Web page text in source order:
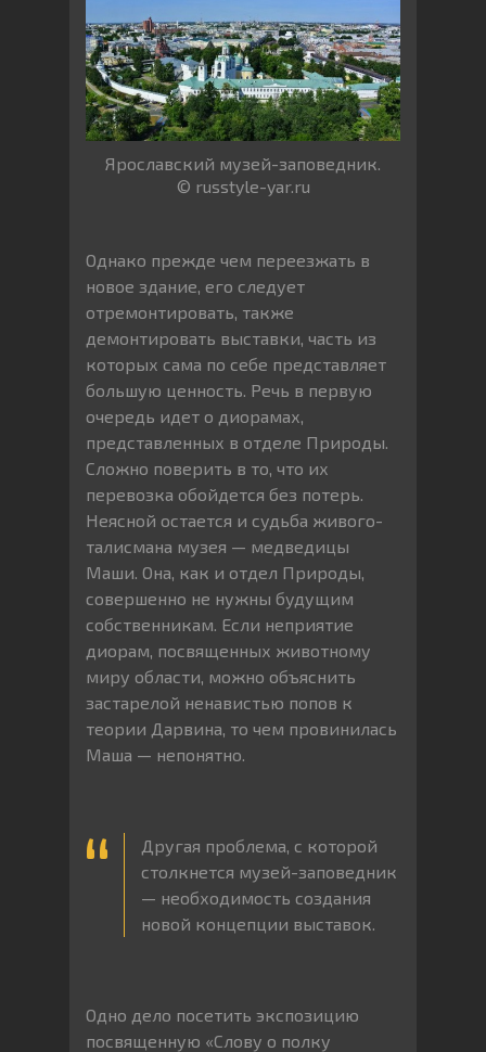
Ярославский музей-заповедник.
© russtyle-yar.ru
Однако прежде чем переезжать в
новое здание, его следует
отремонтировать, также
демонтировать выставки, часть из
которых сама по себе представляет
большую ценность. Речь в первую
очередь идет о диорамах,
представленных в отделе Природы.
Сложно поверить в то, что их
перевозка обойдется без потерь.
Неясной остается и судьба живого-
талисмана музея — медведицы
Маши. Она, как и отдел Природы,
совершенно не нужны будущим
собственникам. Если неприятие
диорам, посвященных животному
миру области, можно объяснить
застарелой ненавистью попов к
теории Дарвина, то чем провинилась
Маша — непонятно.
Другая проблема, с которой
столкнется музей-заповедник
— необходимость создания
новой концепции выставок.
Одно дело посетить экспозицию
посвященную «Слову о полку